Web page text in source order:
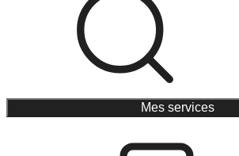
Mes services